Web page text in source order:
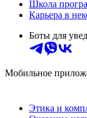
Школа
Карьера в
Боты для
Мобильное
Этика и